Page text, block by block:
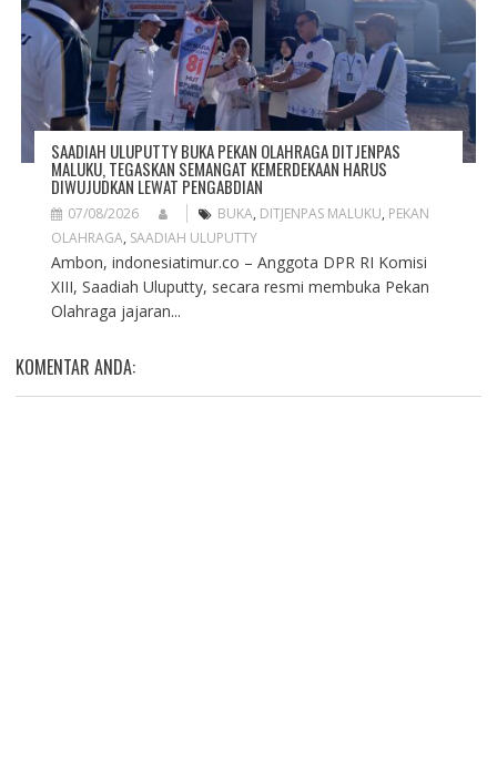
SAADIAH ULUPUTTY BUKA PEKAN OLAHRAGA DITJENPAS
MALUKU, TEGASKAN SEMANGAT KEMERDEKAAN HARUS
DIWUJUDKAN LEWAT PENGABDIAN
07/08/2026 BUKA, DITJENPAS MALUKU, PEKAN
OLAHRAGA, SAADIAH ULUPUTTY
Ambon, indonesiatimur.co – Anggota DPR RI Komisi
XIII, Saadiah Uluputty, secara resmi membuka Pekan
Olahraga jajaran...
KOMENTAR ANDA: